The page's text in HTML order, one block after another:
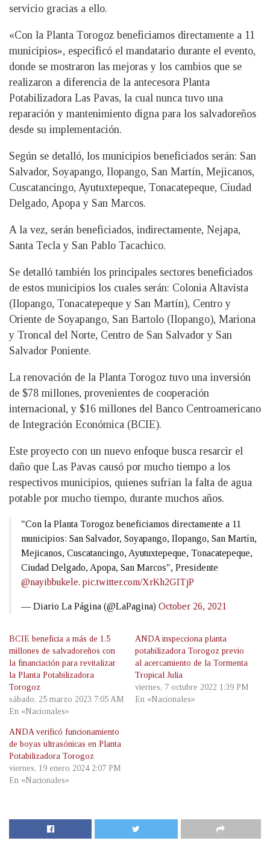
servicio gracias a ello.
«Con la Planta Torogoz beneficiamos directamente a 11
municipios», especificó el mandatario durante el evento,
donde se mostraron las mejoras y los cambios que se
realizaron a diferencia de la antecesora Planta
Potabilizadora Las Pavas, la cual nunca tuvo una
reparación y mantenimiento digna para los salvadoreños
desde su implementación.
Según se detalló, los municipios beneficiados serán: San
Salvador, Soyapango, Ilopango, San Martín, Mejicanos,
Cuscatancingo, Ayutuxtepeque, Tonacatepeque, Ciudad
Delgado, Apopa y San Marcos.
A la vez, serán beneficiados, indirectamente, Nejapa,
Santa Tecla y San Pablo Tacachico.
Se detalló también los principales sectores beneficiados
de estos municipios los cuales serán: Colonia Altavista
(Ilopango, Tonacatepeque y San Martín), Centro y
Oriente de Soyapango, San Bartolo (Ilopango), Mariona
y Troncal del Norte, Centro de San Salvador y San
Salvador Poniente.
La renovación de la Planta Torogoz tuvo una inversión
de $78 millones, provenientes de cooperación
internacional, y $16 millones del Banco Centroamericano
de Integración Económica (BCIE).
Este proyecto con un nuevo enfoque busca resarcir el
daño que Las Pavas causó por mucho tiempo a los
respectivos municipios, quienes sufrían la falta de agua
potable por mucho tiempo, durante muchos años.
"Con la Planta Torogoz beneficiamos directamente a 11
municipios: San Salvador, Soyapango, Ilopango, San Martín,
Mejicanos, Cuscatancingo, Ayutuxtepeque, Tonacatepeque,
Ciudad Delgado, Apopa, San Marcos", Presidente
@nayibbukele. pic.twitter.com/XrKh2GITjP
— Diario La Página (@LaPagina) October 26, 2021
BCIE beneficia a más de 1.5
millones de salvadoreños con
la financiación para revitalizar
la Planta Potabilizadora
Torogoz
sábado, 25 marzo 2023 7:05 AM
En «Nacionales»
ANDA inspecciona planta
potabilizadora Torogoz previo
al acercamiento de la Tormenta
Tropical Julia
viernes, 7 octubre 2022 1:39 PM
En «Nacionales»
ANDA verificó funcionamiento
de boyas ultrasónicas en Planta
Potabilizadora Torogoz
viernes, 19 enero 2024 2:07 PM
En «Nacionales»